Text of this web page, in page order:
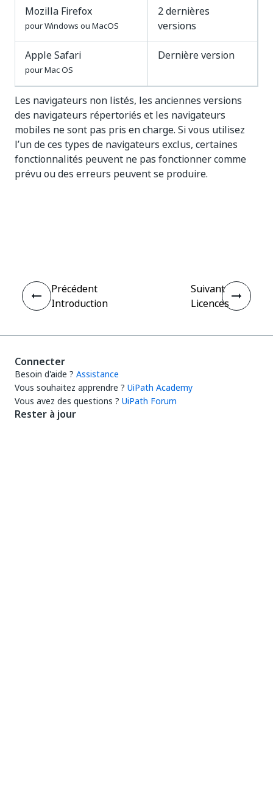
Mozilla Firefox
pour Windows ou MacOS
2 dernières
versions
Apple Safari
pour Mac OS
Dernière version
Les navigateurs non listés, les anciennes versions
des navigateurs répertoriés et les navigateurs
mobiles ne sont pas pris en charge. Si vous utilisez
l’un de ces types de navigateurs exclus, certaines
fonctionnalités peuvent ne pas fonctionner comme
prévu ou des erreurs peuvent se produire.
Précédent
Introduction
Suivant
Licences
Connecter
Besoin d'aide ? Assistance
Vous souhaitez apprendre ? UiPath Academy
Vous avez des questions ? UiPath Forum
Rester à jour